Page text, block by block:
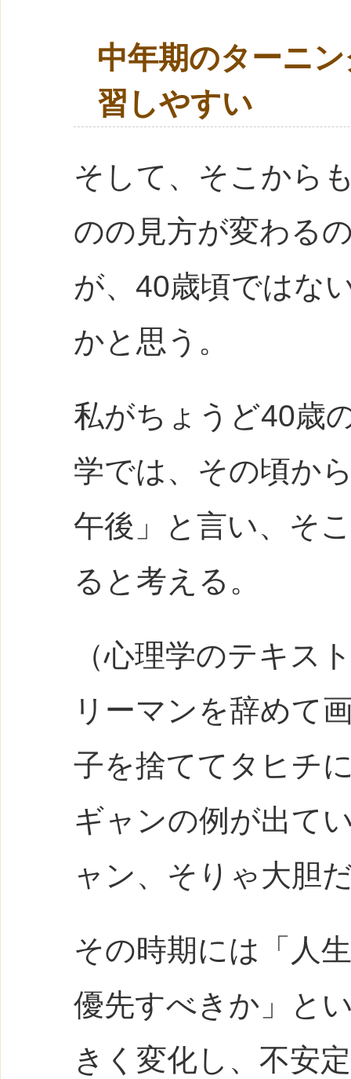
中年期のターニ
習しやすい
そして、そこから
のの見方が変わる
が、40歳頃ではな
かと思う。
私がちょうど40歳
学では、その頃か
午後」と言い、そ
ると考える。
（心理学のテキス
リーマンを辞めて
子を捨ててタヒチ
ギャンの例が出て
ャン、そりゃ大胆
その時期には「人
優先すべきか」と
きく変化し、不安